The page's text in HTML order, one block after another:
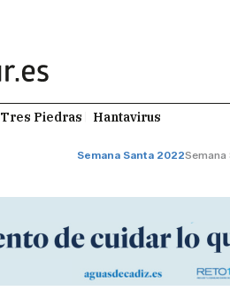
Tres Piedras Hantavirus
Semana Santa 2022